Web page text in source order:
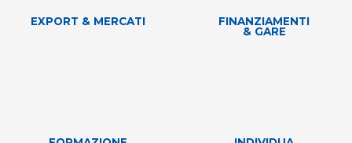
EXPORT & MERCATI
FINANZIAMENTI
& GARE